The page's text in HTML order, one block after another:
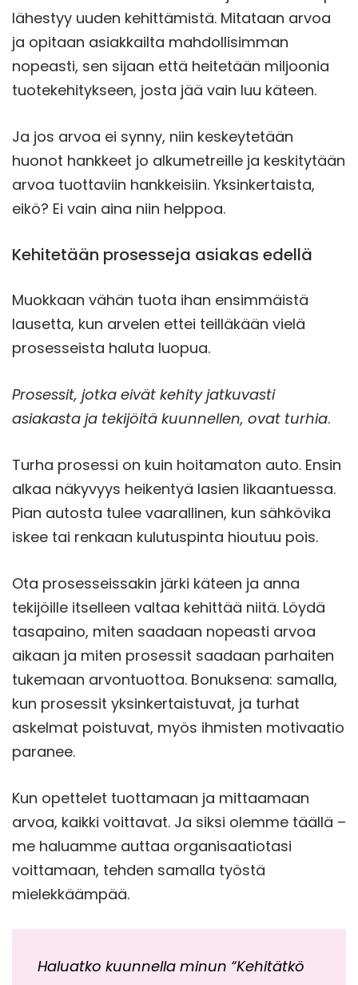
lähestyy uuden kehittämistä. Mitataan arvoa
ja opitaan asiakkailta mahdollisimman
nopeasti, sen sijaan että heitetään miljoonia
tuotekehitykseen, josta jää vain luu käteen.
Ja jos arvoa ei synny, niin keskeytetään
huonot hankkeet jo alkumetreille ja keskitytään
arvoa tuottaviin hankkeisiin. Yksinkertaista,
eikö? Ei vain aina niin helppoa.
Kehitetään prosesseja asiakas edellä
Muokkaan vähän tuota ihan ensimmäistä
lausetta, kun arvelen ettei teilläkään vielä
prosesseista haluta luopua.
Prosessit, jotka eivät kehity jatkuvasti
asiakasta ja tekijöitä kuunnellen, ovat turhia.
Turha prosessi on kuin hoitamaton auto. Ensin
alkaa näkyvyys heikentyä lasien likaantuessa.
Pian autosta tulee vaarallinen, kun sähkövika
iskee tai renkaan kulutuspinta hioutuu pois.
Ota prosesseissakin järki käteen ja anna
tekijöille itselleen valtaa kehittää niitä. Löydä
tasapaino, miten saadaan nopeasti arvoa
aikaan ja miten prosessit saadaan parhaiten
tukemaan arvontuottoa. Bonuksena: samalla,
kun prosessit yksinkertaistuvat, ja turhat
askelmat poistuvat, myös ihmisten motivaatio
paranee.
Kun opettelet tuottamaan ja mittaamaan
arvoa, kaikki voittavat. Ja siksi olemme täällä –
me haluamme auttaa organisaatiotasi
voittamaan, tehden samalla työstä
mielekkäämpää.
Haluatko kuunnella minun “Kehitätkö